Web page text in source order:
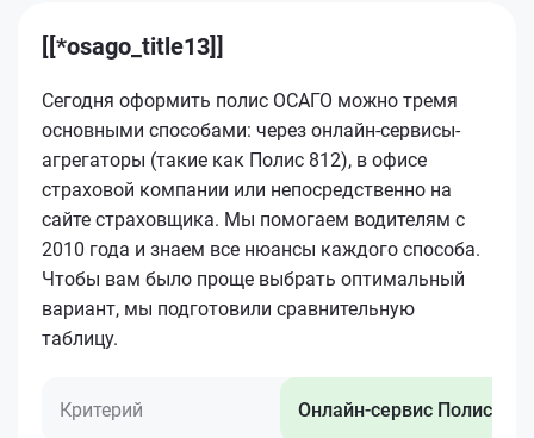
[[*osago_title13]]
Сегодня оформить полис ОСАГО можно тремя
основными способами: через онлайн-сервисы-
агрегаторы (такие как Полис 812), в офисе
страховой компании или непосредственно на
сайте страховщика. Мы помогаем водителям с
2010 года и знаем все нюансы каждого способа.
Чтобы вам было проще выбрать оптимальный
вариант, мы подготовили сравнительную
таблицу.
Критерий Онлайн-сервис Полис 812